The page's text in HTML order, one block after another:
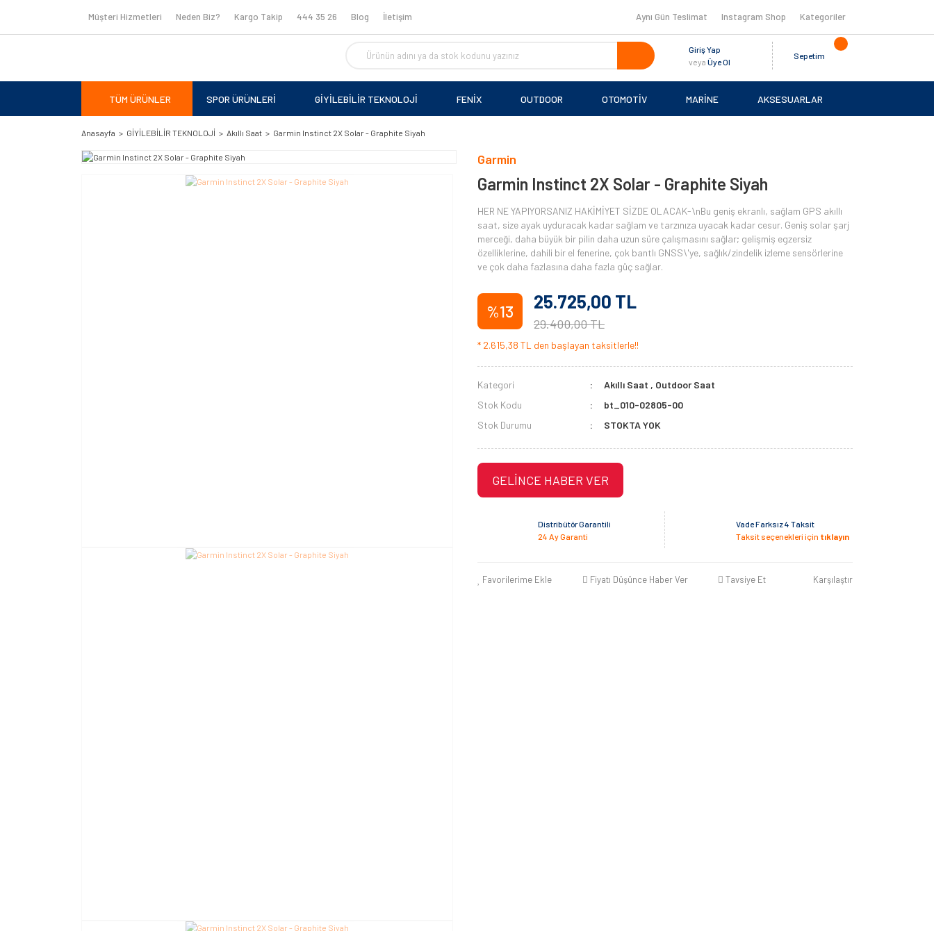
Müşteri Hizmetleri Neden Biz? Kargo Takip 444 35 26 Blog İletişim Aynı Gün Teslimat Instagram Shop Kategoriler
Giriş Yap
veya Üye Ol
Sepetim
TÜM ÜRÜNLER SPOR ÜRÜNLERİ GİYİLEBİLİR TEKNOLOJİ FENİX OUTDOOR OTOMOTİV MARİNE AKSESUARLAR
Anasayfa GİYİLEBİLİR TEKNOLOJİ Akıllı Saat Garmin Instinct 2X Solar - Graphite Siyah
Garmin
Garmin Instinct 2X Solar - Graphite Siyah
HER NE YAPIYORSANIZ HAKİMİYET SİZDE OLACAK-\nBu geniş ekranlı, sağlam GPS akıllı
saat, size ayak uyduracak kadar sağlam ve tarzınıza uyacak kadar cesur. Geniş solar şarj
merceği, daha büyük bir pilin daha uzun süre çalışmasını sağlar; gelişmiş egzersiz
özelliklerine, dahili bir el fenerine, çok bantlı GNSS\'ye, sağlık/zindelik izleme sensörlerine
ve çok daha fazlasına daha fazla güç sağlar.
%13 25.725,00 TL
29.400,00 TL
* 2.615,38 TL den başlayan taksitlerle!!
Kategori Akıllı Saat , Outdoor Saat
Stok Kodu
bt_010-02805-00
Stok Durumu
STOKTA YOK
GELİNCE HABER VER
Distribütör Garantili
24 Ay Garanti
Vade Farksız 4 Taksit
Taksit seçenekleri için tıklayın
Favorilerime Ekle Fiyatı Düşünce Haber Ver Tavsiye Et Karşılaştır